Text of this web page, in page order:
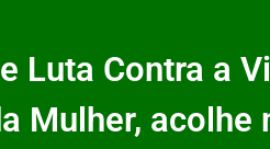
Luta Contra a
Mulher,